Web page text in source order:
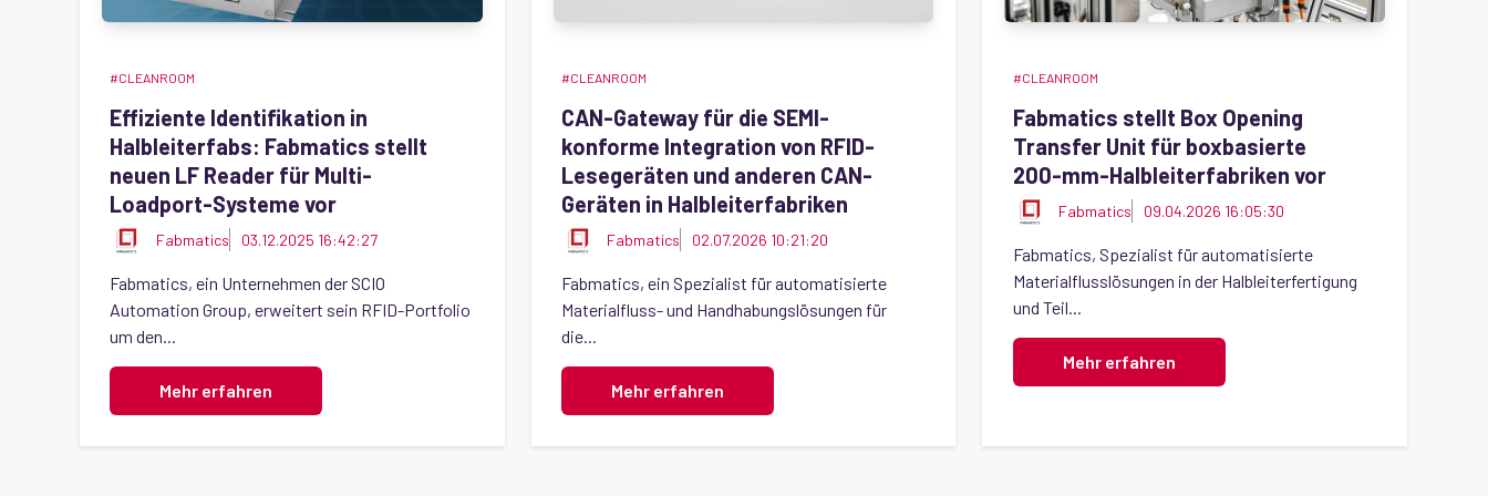
#CLEANROOM
Effiziente Identifikation in
Halbleiterfabs: Fabmatics stellt
neuen LF Reader für Multi-
Loadport-Systeme vor
Fabmatics 03.12.2025 16:42:27
Fabmatics, ein Unternehmen der SCIO
Automation Group, erweitert sein RFID-Portfolio
um den...
Mehr erfahren
#CLEANROOM
CAN-Gateway für die SEMI-
konforme Integration von RFID-
Lesegeräten und anderen CAN-
Geräten in Halbleiterfabriken
Fabmatics 02.07.2026 10:21:20
Fabmatics, ein Spezialist für automatisierte
Materialfluss- und Handhabungslösungen für
die...
Mehr erfahren
#CLEANROOM
Fabmatics stellt Box Opening
Transfer Unit für boxbasierte
200‑mm‑Halbleiterfabriken vor
Fabmatics 09.04.2026 16:05:30
Fabmatics, Spezialist für automatisierte
Materialflusslösungen in der Halbleiterfertigung
und Teil...
Mehr erfahren